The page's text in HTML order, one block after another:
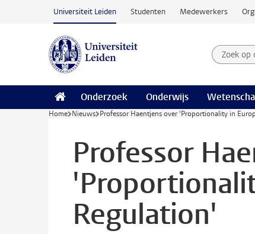
Ga naar hoofdinhoud
Universiteit Leiden Studenten Medewerkers
Zoek
Onderzoek Onderwijs
Home Nieuws Professor Haentjens over 'Proportionality in
Professor
Regulation'